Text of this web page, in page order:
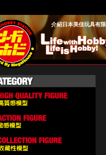
介紹日本美佳玩具有